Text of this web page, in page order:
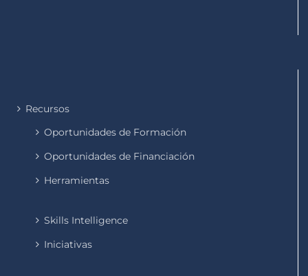
Recursos
Oportunidades de Formación
Oportunidades de Financiación
Herramientas
Skills Intelligence
Iniciativas